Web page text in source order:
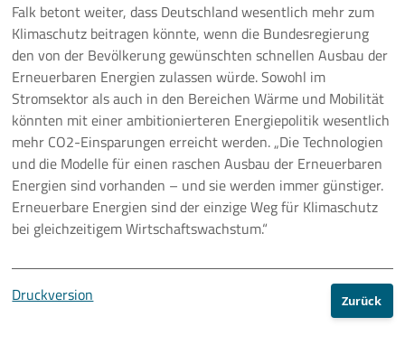
Falk betont weiter, dass Deutschland wesentlich mehr zum
Klimaschutz beitragen könnte, wenn die Bundesregierung
den von der Bevölkerung gewünschten schnellen Ausbau der
Erneuerbaren Energien zulassen würde. Sowohl im
Stromsektor als auch in den Bereichen Wärme und Mobilität
könnten mit einer ambitionierteren Energiepolitik wesentlich
mehr CO2-Einsparungen erreicht werden. „Die Technologien
und die Modelle für einen raschen Ausbau der Erneuerbaren
Energien sind vorhanden – und sie werden immer günstiger.
Erneuerbare Energien sind der einzige Weg für Klimaschutz
bei gleichzeitigem Wirtschaftswachstum.“
Druckversion Zurück